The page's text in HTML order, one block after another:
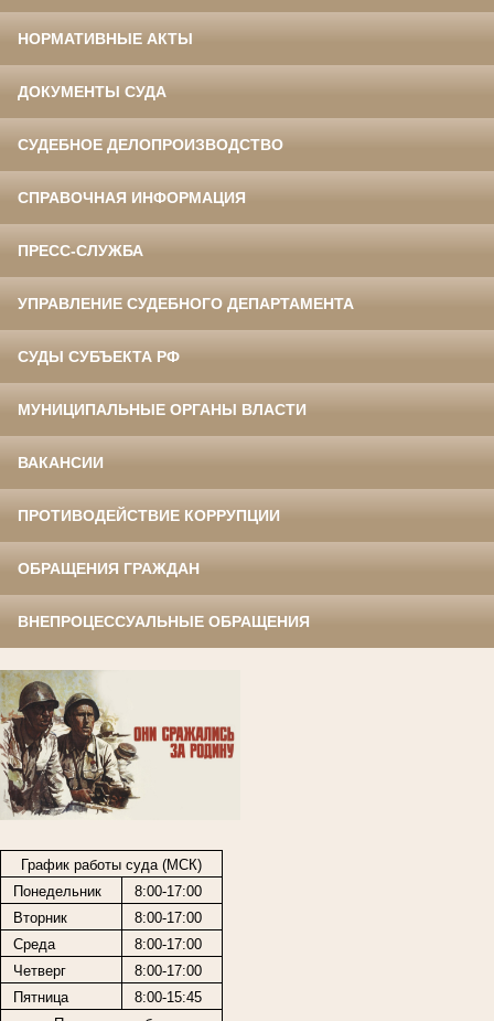
НОРМАТИВНЫЕ АКТЫ
ДОКУМЕНТЫ СУДА
СУДЕБНОЕ ДЕЛОПРОИЗВОДСТВО
СПРАВОЧНАЯ ИНФОРМАЦИЯ
ПРЕСС-СЛУЖБА
УПРАВЛЕНИЕ СУДЕБНОГО ДЕПАРТАМЕНТА
СУДЫ СУБЪЕКТА РФ
МУНИЦИПАЛЬНЫЕ ОРГАНЫ ВЛАСТИ
ВАКАНСИИ
ПРОТИВОДЕЙСТВИЕ КОРРУПЦИИ
ОБРАЩЕНИЯ ГРАЖДАН
ВНЕПРОЦЕССУАЛЬНЫЕ ОБРАЩЕНИЯ
График работы суда (МСК)
Понедельник
8:00-17:00
Вторник
8:00-17:00
Среда
8:00-17:00
Четверг
8:00-17:00
Пятница
8:00-15:45